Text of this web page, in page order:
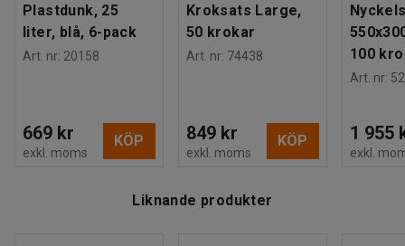
Plastdunk, 25
liter, blå, 6-pack
Art. nr: 20158
669 kr
exkl. moms
KÖP
Kroksats Large,
50 krokar
Art. nr: 74438
849 kr
exkl. moms
KÖP
100
Art. nr:
1 955
exkl.
Liknande produkter